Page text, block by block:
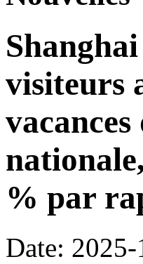
visiteurs
% par
Date: